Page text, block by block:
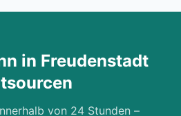
in Freudenstadt
von 24 Stunden –